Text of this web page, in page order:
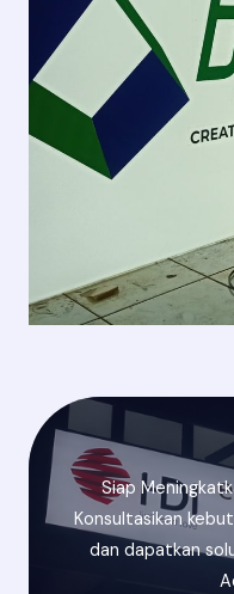
Siap
Konsultasikan
dan dapatkan